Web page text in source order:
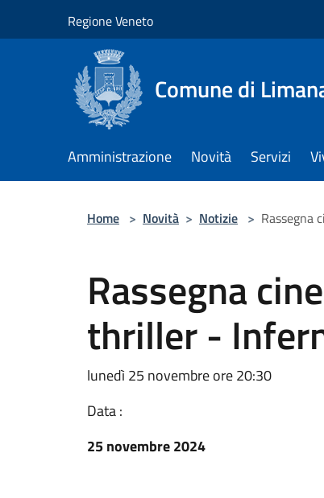
Regione Veneto
Comune di
Amministrazione Novità Servizi
Home > Novità > Notizie > Rassegna
Rassegna
thriller -
lunedì 25 novembre ore 20:30
Data :
25 novembre 2024